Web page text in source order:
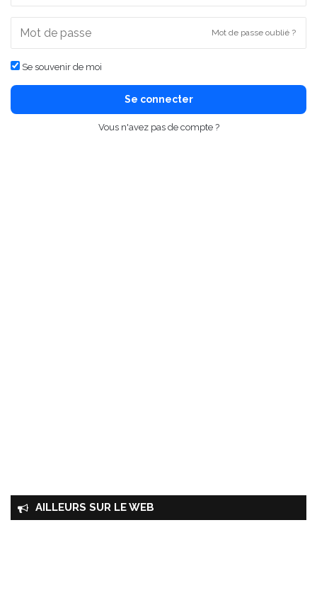
Mot de passe oublié ?
Se souvenir de moi
Se connecter
Vous n'avez pas de compte ?
AILLEURS SUR LE WEB